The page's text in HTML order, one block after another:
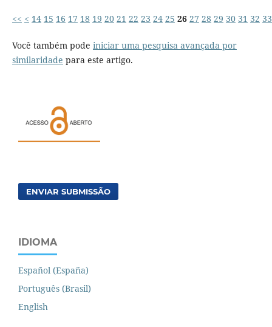
<< < 14 15 16 17 18 19 20 21 22 23 24 25 26 27 28 29 30 31 32 33
Você também pode iniciar uma pesquisa avançada por
similaridade para este artigo.
ENVIAR SUBMISSÃO
IDIOMA
Español (España)
Português (Brasil)
English